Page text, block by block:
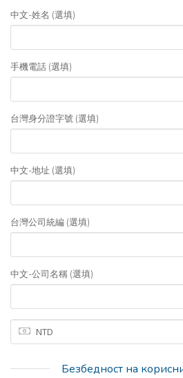
中文-姓名 (選填)
手機電話 (選填)
台灣身分證字號 (選填)
中文-地址 (選填)
台灣公司統編 (選填)
中文-公司名稱 (選填)
Безбедност на